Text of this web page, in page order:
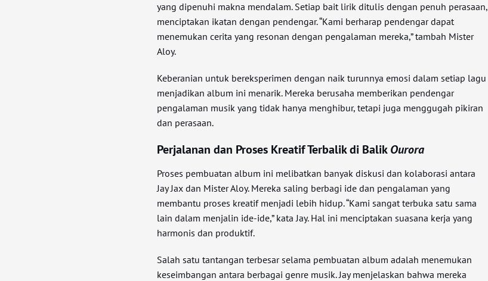
yang dipenuhi makna mendalam. Setiap bait lirik ditulis dengan penuh perasaan,
menciptakan ikatan dengan pendengar. “Kami berharap pendengar dapat
menemukan cerita yang resonan dengan pengalaman mereka,” tambah Mister
Aloy.
Keberanian untuk bereksperimen dengan naik turunnya emosi dalam setiap lagu
menjadikan album ini menarik. Mereka berusaha memberikan pendengar
pengalaman musik yang tidak hanya menghibur, tetapi juga menggugah pikiran
dan perasaan.
Perjalanan dan Proses Kreatif Terbalik di BalikOurora
Proses pembuatan album ini melibatkan banyak diskusi dan kolaborasi antara
Jay Jax dan Mister Aloy. Mereka saling berbagi ide dan pengalaman yang
membantu proses kreatif menjadi lebih hidup. “Kami sangat terbuka satu sama
lain dalam menjalin ide-ide,” kata Jay. Hal ini menciptakan suasana kerja yang
harmonis dan produktif.
Salah satu tantangan terbesar selama pembuatan album adalah menemukan
keseimbangan antara berbagai genre musik. Jay menjelaskan bahwa mereka